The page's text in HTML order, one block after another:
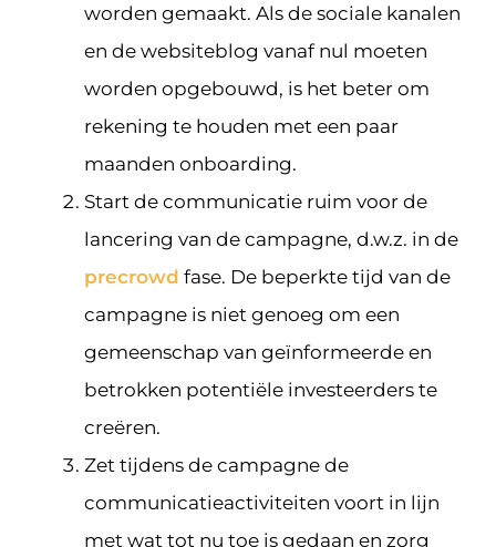
worden gemaakt. Als de sociale kanalen
en de websiteblog vanaf nul moeten
worden opgebouwd, is het beter om
rekening te houden met een paar
maanden onboarding.
Start de communicatie ruim voor de
lancering van de campagne, d.w.z. in de
precrowd fase. De beperkte tijd van de
campagne is niet genoeg om een
gemeenschap van geïnformeerde en
betrokken potentiële investeerders te
creëren.
Zet tijdens de campagne de
communicatieactiviteiten voort in lijn
met wat tot nu toe is gedaan en zorg